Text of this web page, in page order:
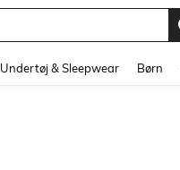
Undertøj & Sleepwear Børn